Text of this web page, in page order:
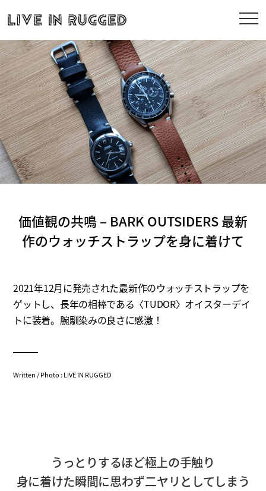
価値観の共鳴 – BARK OUTSIDERS 最新
作のウォッチストラップを身に着けて
2021年12月に発売された最新作のウォッチストラップを
ゲットし、長年の相棒である〈TUDOR〉オイスターデイ
トに装着。腕馴染みの良さに感激！
Written / Photo : LIVE IN RUGGED
うっとりするほど極上の手触り
身に着けた瞬間に思わず二ヤリとしてしまう